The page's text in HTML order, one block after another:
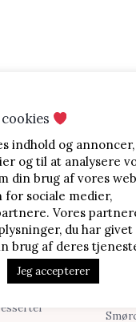
I KATEGORIER
Opskrifter
& Boller
Cookies &
Småkager
Is
Jul
Kager
indhold og
og til at analysere
din brug af vores
sociale medier,
Vores
du har givet
brug af deres
Jeg accepterer